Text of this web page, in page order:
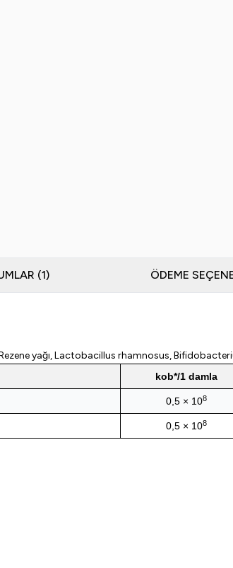
YORUMLAR (1) ÖDEME
yağı, Lactobacillus rhamnosus,
kob*/1 damla
0,5 × 108
0,5 × 108